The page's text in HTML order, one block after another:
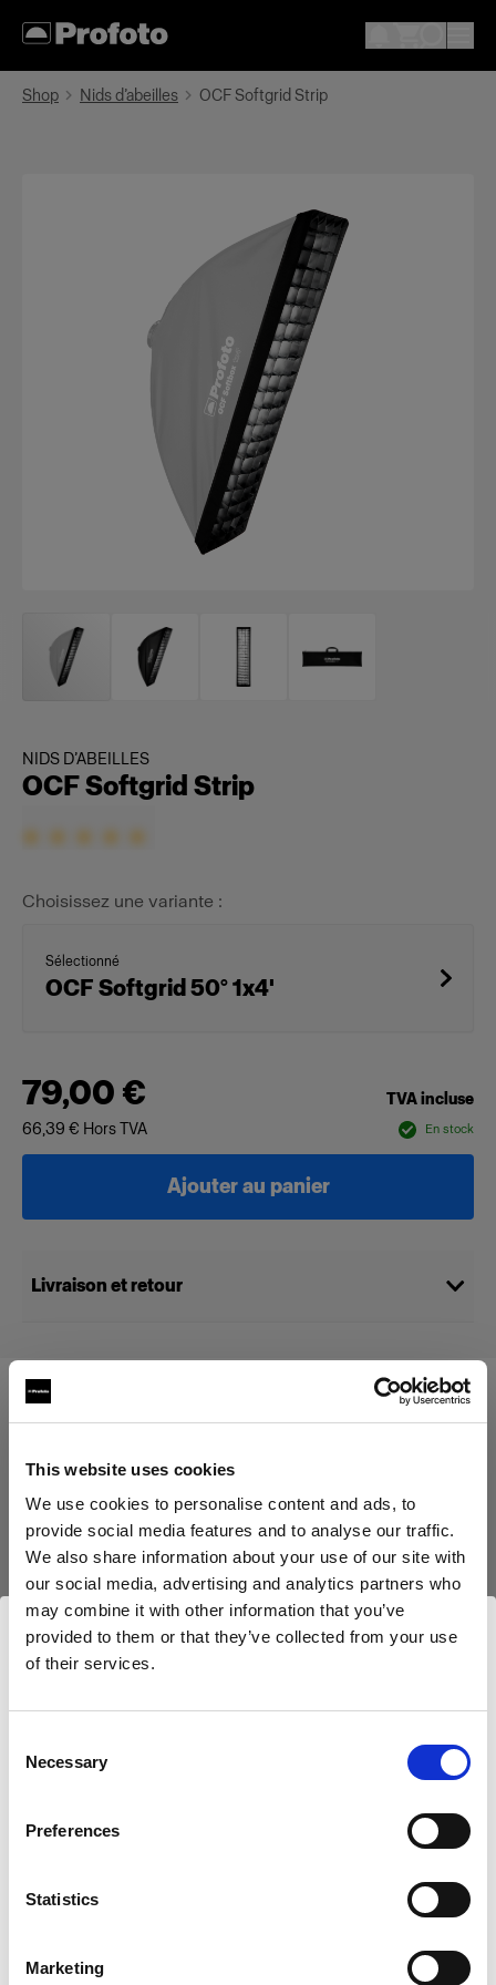
This website uses cookies
We use cookies to personalise content and ads, to
provide social media features and to analyse our traffic.
We also share information about your use of our site with
our social media, advertising and analytics partners who
may combine it with other information that you’ve
provided to them or that they’ve collected from your use
of their services.
Selection
Necessary
Preferences
Statistics
Marketing
Cyprus
Langue
Shop Nids d’abeilles OCF Softgrid Strip
NIDS D’ABEILLES
OCF Softgrid Strip
Choisissez une variante :
Sélectionné
OCF Softgrid 50° 1x4'
79,00 €
TVA incluse
66,39 € Hors TVA En stock
Ajouter au panier
Livraison et retour
Compatible avec :
Boîtes à lumière
OCF Softbox Strip